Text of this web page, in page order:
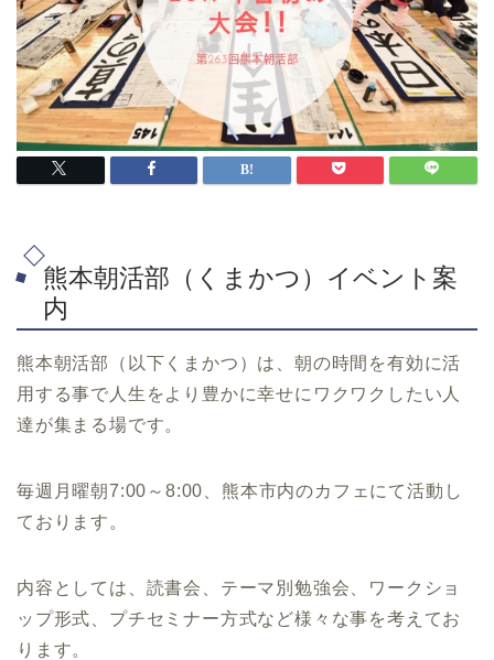
熊本朝活部（くまかつ）イベント案
内
熊本朝活部（以下くまかつ）は、朝の時間を有効に活
用する事で人生をより豊かに幸せにワクワクしたい人
達が集まる場です。
毎週月曜朝7:00～8:00、熊本市内のカフェにて活動し
ております。
内容としては、読書会、テーマ別勉強会、ワークショ
ップ形式、プチセミナー方式など様々な事を考えてお
ります。